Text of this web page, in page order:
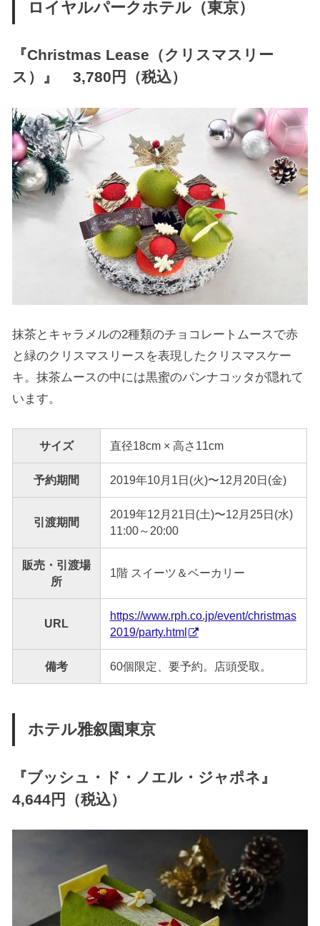
ロイヤルパークホテル（東京）
『Christmas Lease（クリスマスリー
ス）』 3,780円（税込）
抹茶とキャラメルの2種類のチョコレートムースで赤
と緑のクリスマスリースを表現したクリスマスケー
キ。抹茶ムースの中には黒蜜のパンナコッタが隠れて
います。
サイズ 直径18cm × 高さ11cm
予約期間 2019年10月1日(火)〜12月20日(金)
引渡期間
2019年12月21日(土)〜12月25日(水)
11:00～20:00
販売・引渡場
所
1階 スイーツ＆ベーカリー
URL
https://www.rph.co.jp/event/christmas
2019/party.html
備考 60個限定、要予約。店頭受取。
ホテル雅叙園東京
『ブッシュ・ド・ノエル・ジャポネ』
4,644円（税込）